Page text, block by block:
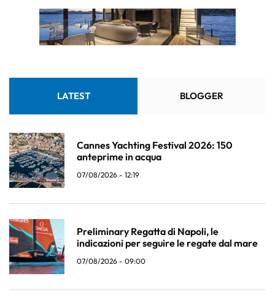
LATEST BLOGGER
Cannes Yachting Festival 2026: 150
anteprime in acqua
07/08/2026 - 12:19
Preliminary Regatta di Napoli, le
indicazioni per seguire le regate dal mare
07/08/2026 - 09:00